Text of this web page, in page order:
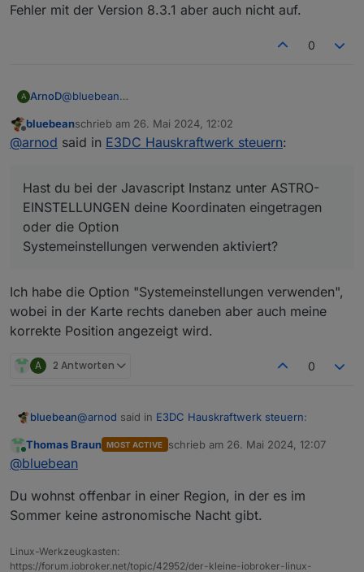
Fehler mit der Version 8.3.1 aber auch nicht auf.
0
A ArnoD@bluebean
diskutiert.
Hast du bei der Javascript Instanz unter ASTRO-
Systemeinstellungen verwenden aktiviert?
Nachtrag: Es ist eine neue Javascript Version 8.4.0
verfügbar, was unter anderem das fixen soll:
Fehler mit der Version 8.3.1 aber auch nicht auf.
Offline
bluebeanschrieb am 26. Mai 2024, 12:02
zuletzt editiert von
@arnod said in E3DC Hauskraftwerk steuern:
Hast du bei der Javascript Instanz unter ASTRO-
EINSTELLUNGEN deine Koordinaten eingetragen
oder die Option
Systemeinstellungen verwenden aktiviert?
Ich habe die Option "Systemeinstellungen verwenden",
wobei in der Karte rechts daneben aber auch meine
korrekte Position angezeigt wird.
A 2 Antworten 0
bluebean@arnod said in E3DC Hauskraftwerk steuern:
eingetragen oder die Option
Systemeinstellungen verwenden aktiviert?
Ich habe die Option "Systemeinstellungen
verwenden", wobei in der Karte rechts daneben
aber auch meine korrekte Position angezeigt wird.
Online
Thomas Braun MOST ACTIVE schrieb am 26. Mai 2024, 12:07
zuletzt editiert von
@bluebean
Du wohnst offenbar in einer Region, in der es im
Sommer keine astronomische Nacht gibt.
Linux-Werkzeugkasten:
https://forum.iobroker.net/topic/42952/der-kleine-iobroker-linux-